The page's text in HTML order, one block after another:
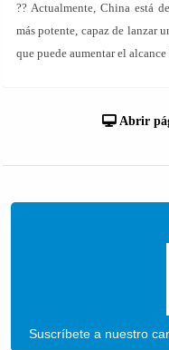
?? Actualmente, China está
más potente, capaz de lanzar
que puede aumentar el
Abrir
Suscríbete a nuestro